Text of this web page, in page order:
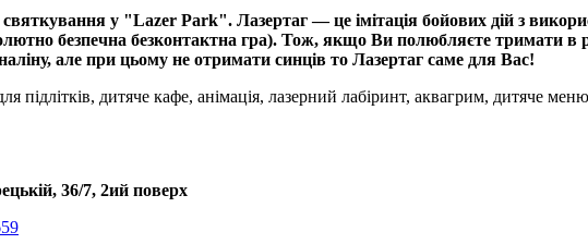
у "Lazer Park". Лазертаг — це імітація бойових дій з
безпечна безконтактна гра). Тож, якщо Ви полюбляєте тримати в
але при цьому не отримати синців то Лазертаг саме для Вас!
підлітків, дитяче кафе, анімація, лазерний лабіринт, аквагрим, дитяче
36/7, 2ий поверх